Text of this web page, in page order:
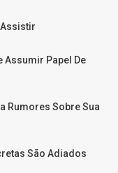
Assistir
Assumir Papel De
Rumores Sobre Sua
São Adiados